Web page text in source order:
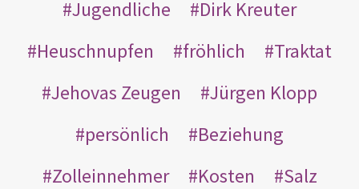
Jugendliche
Dirk Kreuter
Heuschnupfen
fröhlich
Traktat
Jehovas Zeugen
Jürgen Klopp
persönlich
Beziehung
Zolleinnehmer
Kosten
Salz